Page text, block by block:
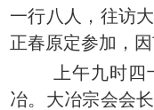
一行八人，往访
正春原定参加，因
上午九时
冶。大冶宗会会